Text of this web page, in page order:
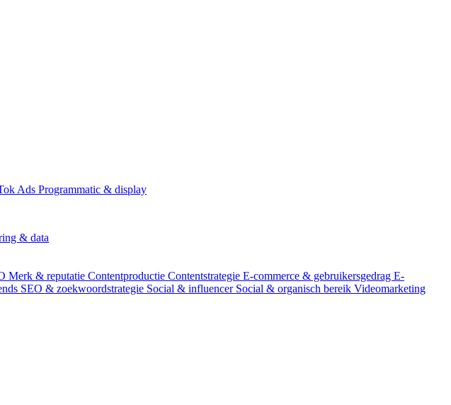
Ads Programmatic & display
& data
Merk & reputatie Contentproductie Contentstrategie E-commerce & gebruikersgedrag E-
SEO & zoekwoordstrategie Social & influencer Social & organisch bereik Videomarketing